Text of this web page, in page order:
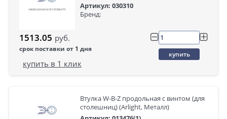
Артикул: 030310
Бренд:
1513.05 руб.
срок поставки от 1 дня
купить
купить в 1 клик
Втулка W-B-Z продольная с винтом (для
столешниц) (Arlight, Металл)